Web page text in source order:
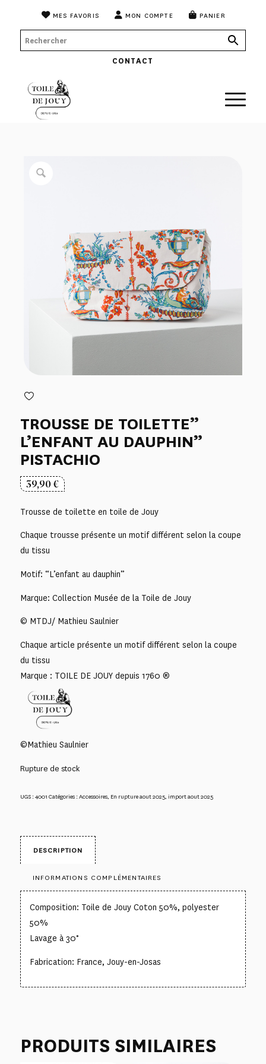
MES FAVORIS MON COMPTE PANIER
CONTACT
TROUSSE DE TOILETTE”
L’ENFANT AU DAUPHIN”
PISTACHIO
39,90€
Trousse de toilette en toile de Jouy
Chaque trousse présente un motif différent selon la coupe
du tissu
Motif: “L’enfant au dauphin”
Marque: Collection Musée de la Toile de Jouy
© MTDJ/ Mathieu Saulnier
Chaque article présente un motif différent selon la coupe
du tissu
Marque : TOILE DE JOUY depuis 1760 ®
©Mathieu Saulnier
Rupture de stock
UGS :4001 Catégories :Accessoires, En rupture aout 2025, import aout 2025
DESCRIPTION
INFORMATIONS COMPLÉMENTAIRES
Composition: Toile de Jouy Coton 50%, polyester
50%
Lavage à 30°
Fabrication: France, Jouy-en-Josas
PRODUITS SIMILAIRES